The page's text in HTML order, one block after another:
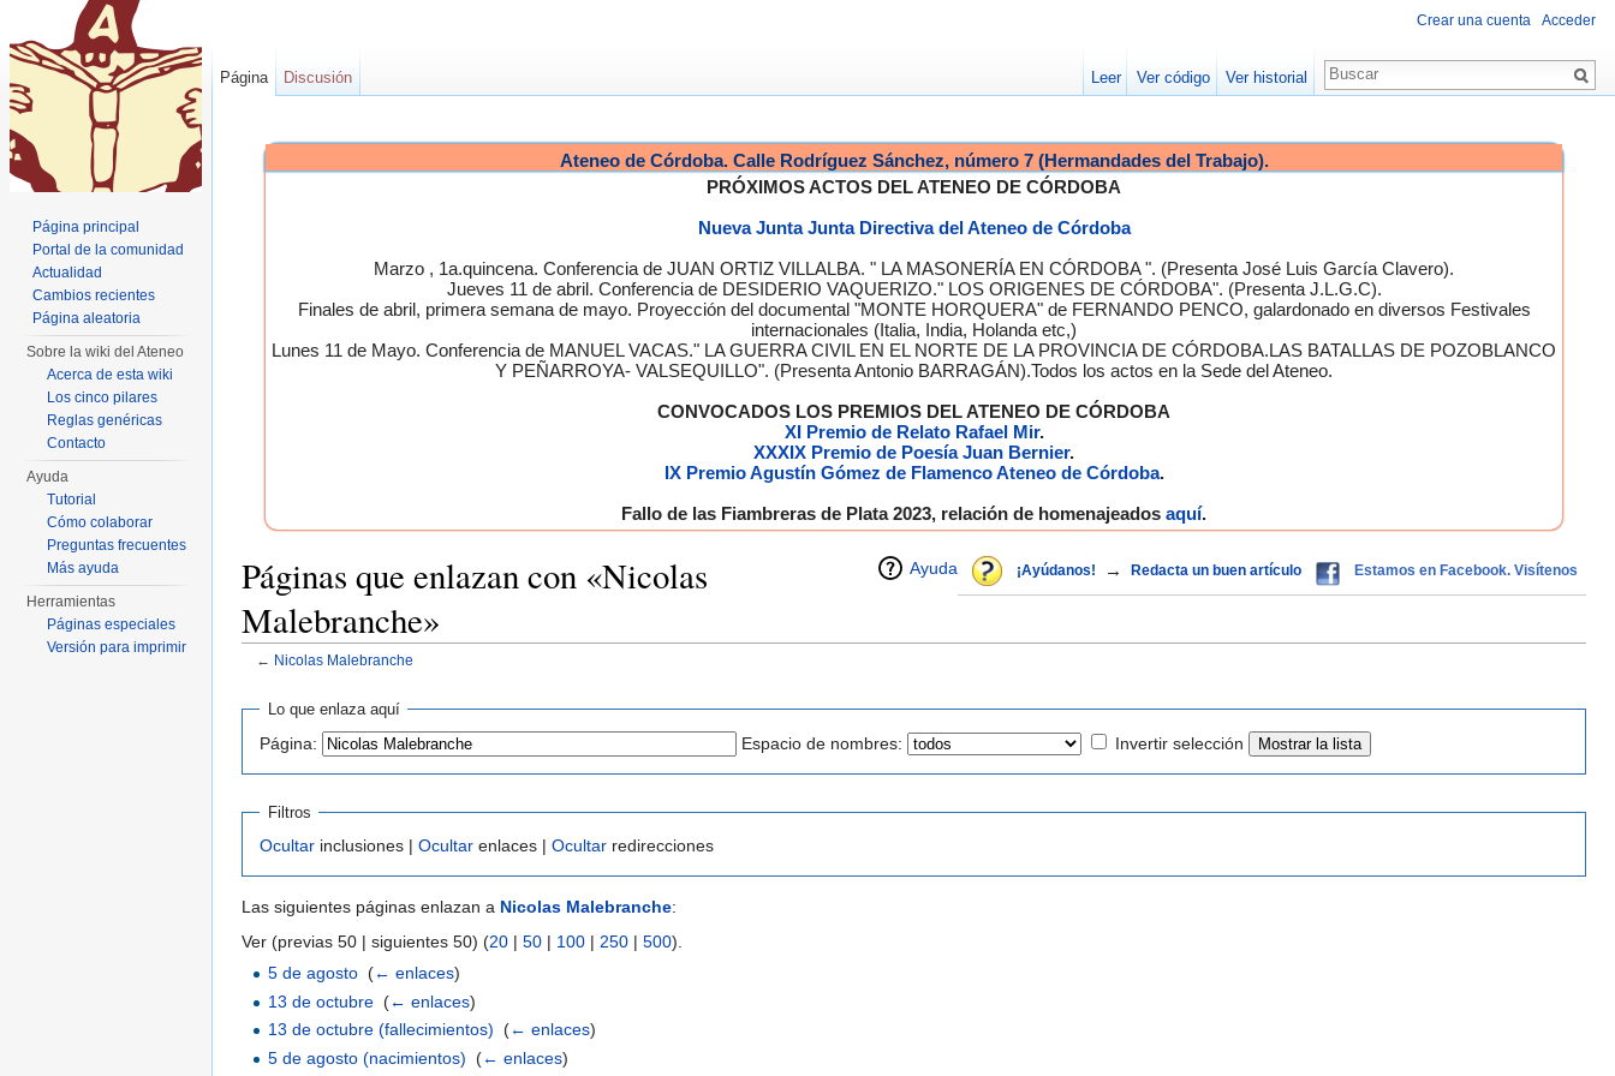
Ateneo de Córdoba. Calle Rodríguez Sánchez, número 7 (Hermandades del Trabajo).
PRÓXIMOS ACTOS DEL ATENEO DE CÓRDOBA
Nueva Junta Junta Directiva del Ateneo de Córdoba
Marzo , 1a.quincena. Conferencia de JUAN ORTIZ VILLALBA. " LA MASONERÍA EN CÓRDOBA ". (Presenta José Luis García Clavero).
Jueves 11 de abril. Conferencia de DESIDERIO VAQUERIZO." LOS ORIGENES DE CÓRDOBA". (Presenta J.L.G.C).
Finales de abril, primera semana de mayo. Proyección del documental "MONTE HORQUERA" de FERNANDO PENCO, galardonado en diversos Festivales
internacionales (Italia, India, Holanda etc,)
Lunes 11 de Mayo. Conferencia de MANUEL VACAS." LA GUERRA CIVIL EN EL NORTE DE LA PROVINCIA DE CÓRDOBA.LAS BATALLAS DE POZOBLANCO
Y PEÑARROYA- VALSEQUILLO". (Presenta Antonio BARRAGÁN).Todos los actos en la Sede del Ateneo.
CONVOCADOS LOS PREMIOS DEL ATENEO DE CÓRDOBA
XI Premio de Relato Rafael Mir.
XXXIX Premio de Poesía Juan Bernier.
IX Premio Agustín Gómez de Flamenco Ateneo de Córdoba.
Fallo de las Fiambreras de Plata 2023, relación de homenajeados aquí.
¡Ayúdanos! → Redacta un buen artículo Estamos en Facebook. Visítenos
Ayuda
Páginas que enlazan con «Nicolas
Malebranche»
← Nicolas Malebranche
Lo que enlaza aquí
Página: Espacio de nombres: Invertir selección
Filtros
Ocultar inclusiones | Ocultar enlaces | Ocultar redirecciones
Las siguientes páginas enlazan a Nicolas Malebranche:
Ver (previas 50 | siguientes 50) (20 | 50 | 100 | 250 | 500).
5 de agosto (← enlaces)
13 de octubre (← enlaces)
13 de octubre (fallecimientos)
(← enlaces)
5 de agosto (nacimientos)
(← enlaces)
Crear una cuenta Acceder
Página Discusión Leer Ver código Ver historial
Página principal
Portal de la comunidad
Actualidad
Cambios recientes
Página aleatoria
Sobre la wiki del Ateneo
Acerca de esta wiki
Los cinco pilares
Reglas genéricas
Contacto
Ayuda
Tutorial
Cómo colaborar
Preguntas frecuentes
Más ayuda
Herramientas
Páginas especiales
Versión para imprimir